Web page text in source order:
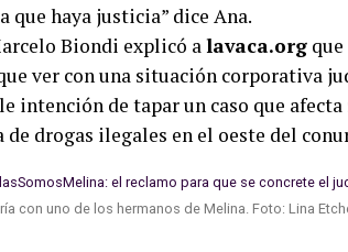
que haya justicia” dice Ana.
Biondi explicó alavaca.org
ver con una situación corporativa
intención de tapar un caso que
drogas ilegales en el oeste del
con uno de los hermanos de Melina. Foto: Lina